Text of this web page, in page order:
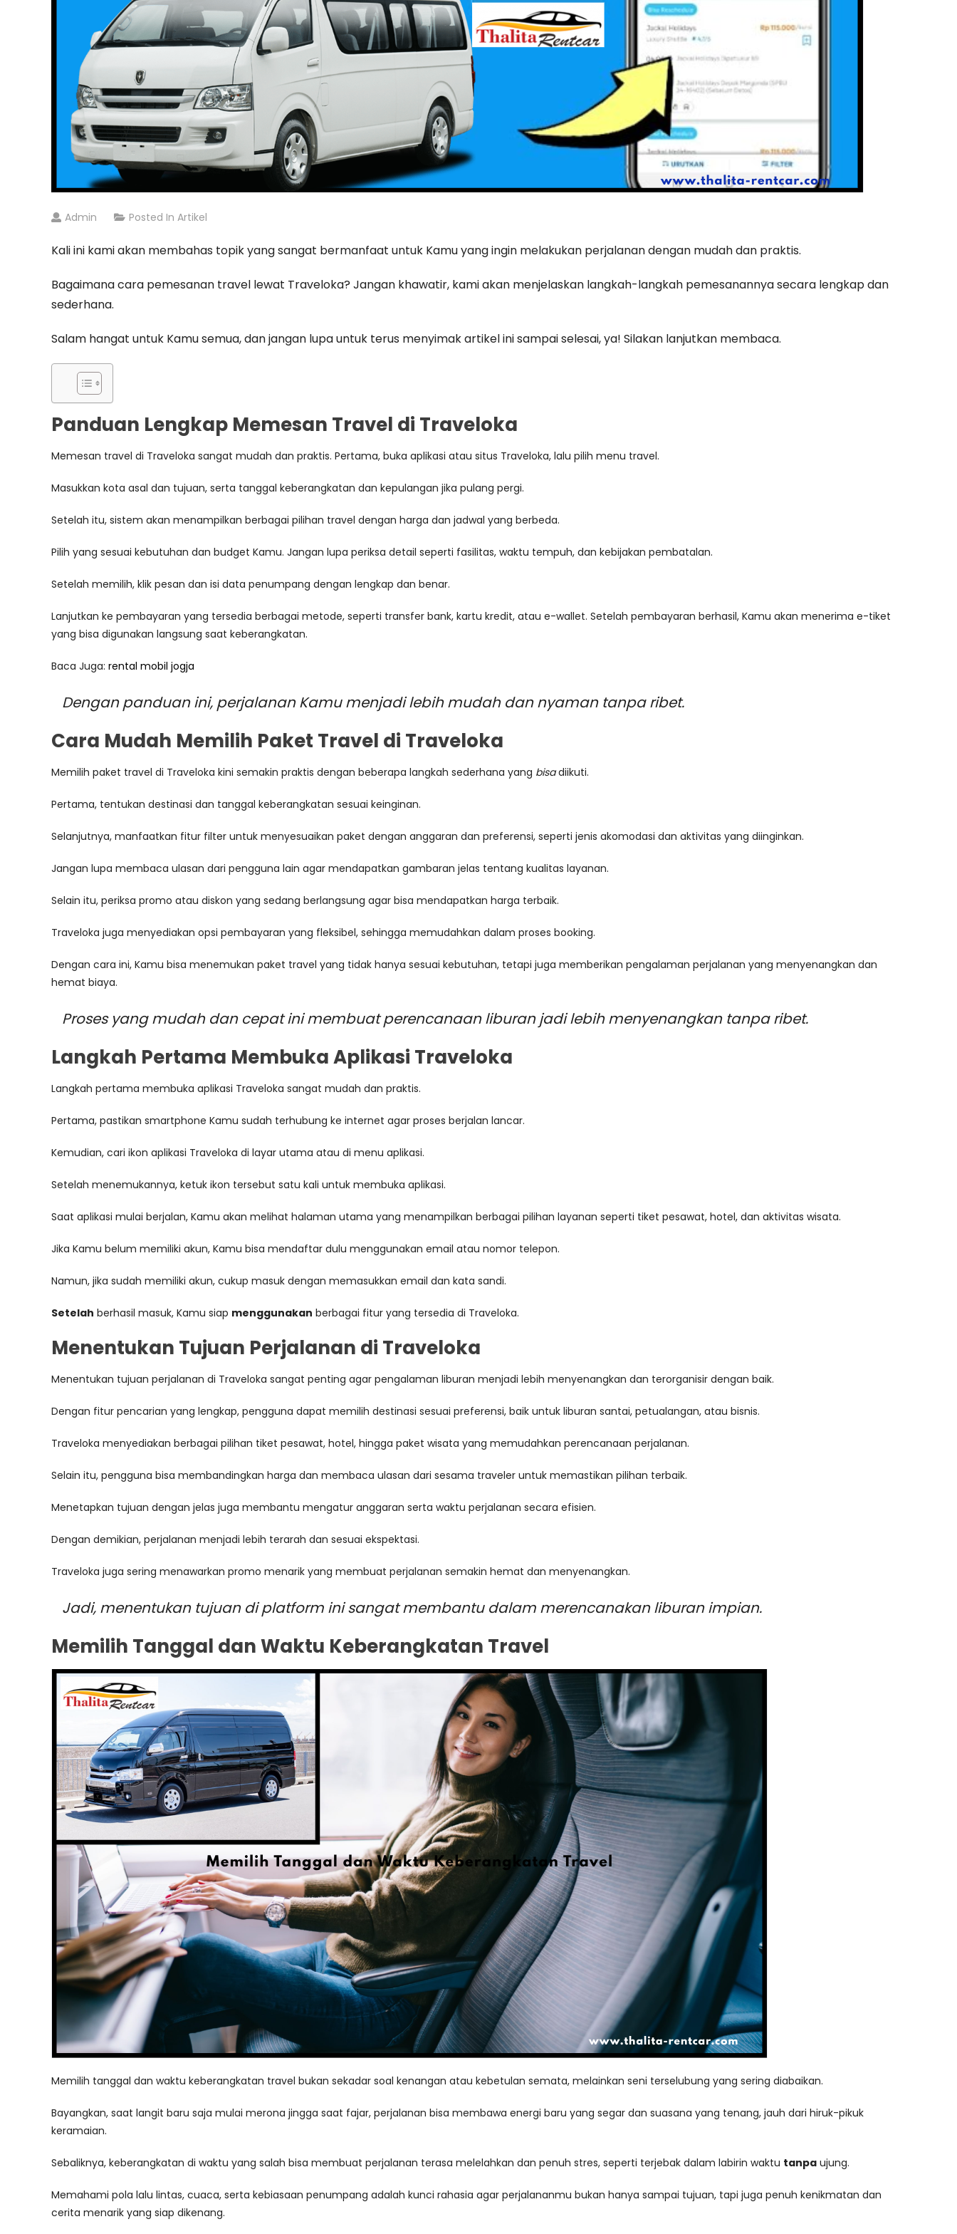
Admin Posted In Artikel
Kali ini kami akan membahas topik yang sangat bermanfaat untuk Kamu yang ingin melakukan perjalanan dengan mudah dan praktis.
Bagaimana cara pemesanan travel lewat Traveloka? Jangan khawatir, kami akan menjelaskan langkah-langkah pemesanannya secara lengkap dan
sederhana.
Salam hangat untuk Kamu semua, dan jangan lupa untuk terus menyimak artikel ini sampai selesai, ya! Silakan lanjutkan membaca.
Panduan Lengkap Memesan Travel di Traveloka
Memesan travel di Traveloka sangat mudah dan praktis. Pertama, buka aplikasi atau situs Traveloka, lalu pilih menu travel.
Masukkan kota asal dan tujuan, serta tanggal keberangkatan dan kepulangan jika pulang pergi.
Setelah itu, sistem akan menampilkan berbagai pilihan travel dengan harga dan jadwal yang berbeda.
Pilih yang sesuai kebutuhan dan budget Kamu. Jangan lupa periksa detail seperti fasilitas, waktu tempuh, dan kebijakan pembatalan.
Setelah memilih, klik pesan dan isi data penumpang dengan lengkap dan benar.
Lanjutkan ke pembayaran yang tersedia berbagai metode, seperti transfer bank, kartu kredit, atau e-wallet. Setelah pembayaran berhasil, Kamu akan menerima e-tiket
yang bisa digunakan langsung saat keberangkatan.
Baca Juga: rental mobil jogja
Dengan panduan ini, perjalanan Kamu menjadi lebih mudah dan nyaman tanpa ribet.
Cara Mudah Memilih Paket Travel di Traveloka
Memilih paket travel di Traveloka kini semakin praktis dengan beberapa langkah sederhana yang bisadiikuti.
Pertama, tentukan destinasi dan tanggal keberangkatan sesuai keinginan.
Selanjutnya, manfaatkan fitur filter untuk menyesuaikan paket dengan anggaran dan preferensi, seperti jenis akomodasi dan aktivitas yang diinginkan.
Jangan lupa membaca ulasan dari pengguna lain agar mendapatkan gambaran jelas tentang kualitas layanan.
Selain itu, periksa promo atau diskon yang sedang berlangsung agar bisa mendapatkan harga terbaik.
Traveloka juga menyediakan opsi pembayaran yang fleksibel, sehingga memudahkan dalam proses booking.
Dengan cara ini, Kamu bisa menemukan paket travel yang tidak hanya sesuai kebutuhan, tetapi juga memberikan pengalaman perjalanan yang menyenangkan dan
hemat biaya.
Proses yang mudah dan cepat ini membuat perencanaan liburan jadi lebih menyenangkan tanpa ribet.
Langkah Pertama Membuka Aplikasi Traveloka
Langkah pertama membuka aplikasi Traveloka sangat mudah dan praktis.
Pertama, pastikan smartphone Kamu sudah terhubung ke internet agar proses berjalan lancar.
Kemudian, cari ikon aplikasi Traveloka di layar utama atau di menu aplikasi.
Setelah menemukannya, ketuk ikon tersebut satu kali untuk membuka aplikasi.
Saat aplikasi mulai berjalan, Kamu akan melihat halaman utama yang menampilkan berbagai pilihan layanan seperti tiket pesawat, hotel, dan aktivitas wisata.
Jika Kamu belum memiliki akun, Kamu bisa mendaftar dulu menggunakan email atau nomor telepon.
Namun, jika sudah memiliki akun, cukup masuk dengan memasukkan email dan kata sandi.
Setelah berhasil masuk, Kamu siap menggunakan berbagai fitur yang tersedia di Traveloka.
Menentukan Tujuan Perjalanan di Traveloka
Menentukan tujuan perjalanan di Traveloka sangat penting agar pengalaman liburan menjadi lebih menyenangkan dan terorganisir dengan baik.
Dengan fitur pencarian yang lengkap, pengguna dapat memilih destinasi sesuai preferensi, baik untuk liburan santai, petualangan, atau bisnis.
Traveloka menyediakan berbagai pilihan tiket pesawat, hotel, hingga paket wisata yang memudahkan perencanaan perjalanan.
Selain itu, pengguna bisa membandingkan harga dan membaca ulasan dari sesama traveler untuk memastikan pilihan terbaik.
Menetapkan tujuan dengan jelas juga membantu mengatur anggaran serta waktu perjalanan secara efisien.
Dengan demikian, perjalanan menjadi lebih terarah dan sesuai ekspektasi.
Traveloka juga sering menawarkan promo menarik yang membuat perjalanan semakin hemat dan menyenangkan.
Jadi, menentukan tujuan di platform ini sangat membantu dalam merencanakan liburan impian.
Memilih Tanggal dan Waktu Keberangkatan Travel
Memilih tanggal dan waktu keberangkatan travel bukan sekadar soal kenangan atau kebetulan semata, melainkan seni terselubung yang sering diabaikan.
Bayangkan, saat langit baru saja mulai merona jingga saat fajar, perjalanan bisa membawa energi baru yang segar dan suasana yang tenang, jauh dari hiruk-pikuk
keramaian.
Sebaliknya, keberangkatan di waktu yang salah bisa membuat perjalanan terasa melelahkan dan penuh stres, seperti terjebak dalam labirin waktu tanpa ujung.
Memahami pola lalu lintas, cuaca, serta kebiasaan penumpang adalah kunci rahasia agar perjalananmu bukan hanya sampai tujuan, tapi juga penuh kenikmatan dan
cerita menarik yang siap dikenang.